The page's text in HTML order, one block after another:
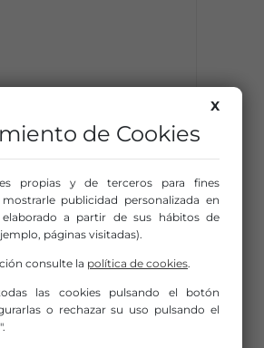
X
de Cookies
propias y de terceros para fines
publicidad personalizada en
a partir de sus hábitos de
páginas visitadas).
consulte la política de cookies.
las cookies pulsando el botón
o rechazar su uso pulsando el